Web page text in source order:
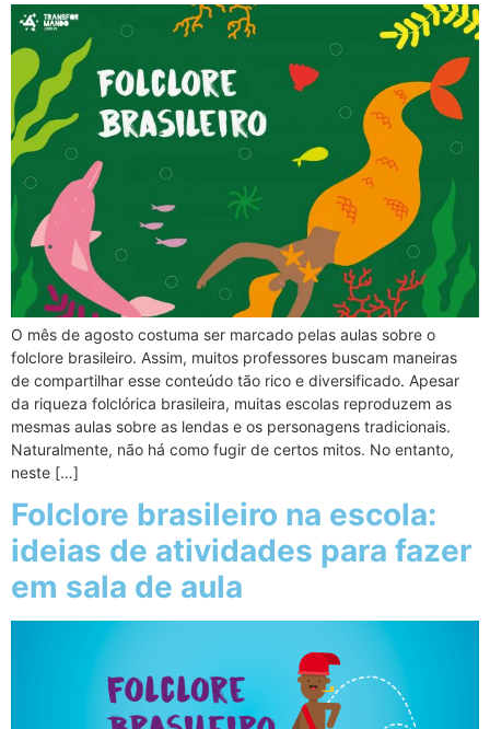
O mês de agosto costuma ser marcado pelas aulas sobre o
folclore brasileiro. Assim, muitos professores buscam maneiras
de compartilhar esse conteúdo tão rico e diversificado. Apesar
da riqueza folclórica brasileira, muitas escolas reproduzem as
mesmas aulas sobre as lendas e os personagens tradicionais.
Naturalmente, não há como fugir de certos mitos. No entanto,
neste […]
Folclore brasileiro na escola:
ideias de atividades para fazer
em sala de aula